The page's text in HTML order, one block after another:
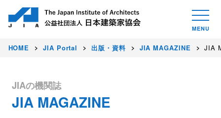
HOME JIA Portal 出版・資料 JIA MAGAZINE JIA
JIAの機関誌
JIA MAGAZINE